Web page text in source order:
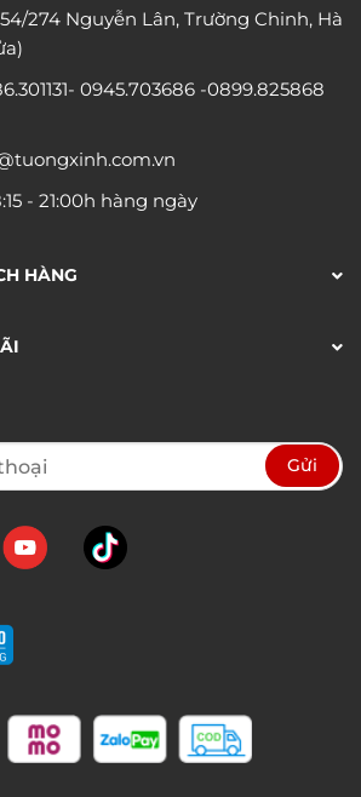
274 Nguyễn Lân, Trường Chinh, Hà
- 0945.703686 -0899.825868
- 21:00h hàng ngày
HÀNG